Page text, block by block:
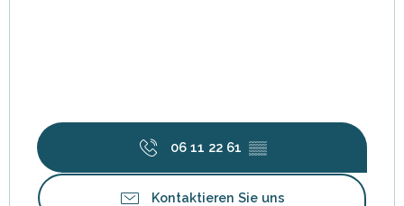
06 11 22 61 ▒▒
Kontaktieren Sie uns